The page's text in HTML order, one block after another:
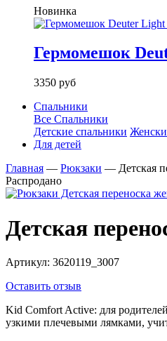
Новинка
Гермомешок
3350 руб
Спальники
Все Спальники
Детские спальники
Для детей
Главная — Рюкзаки — Детская
Распродано
Детская
Артикул: 3620119_3007
Оставить отзыв
Kid Comfort Active: для
узкими плечевыми лямками,